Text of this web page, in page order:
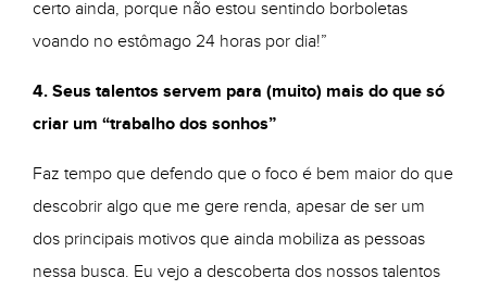
certo ainda, porque não estou sentindo borboletas
voando no estômago 24 horas por dia!”
4. Seus talentos servem para (muito) mais do que só
criar um “trabalho dos sonhos”
Faz tempo que defendo que o foco é bem maior do que
descobrir algo que me gere renda, apesar de ser um
dos principais motivos que ainda mobiliza as pessoas
nessa busca. Eu vejo a descoberta dos nossos talentos